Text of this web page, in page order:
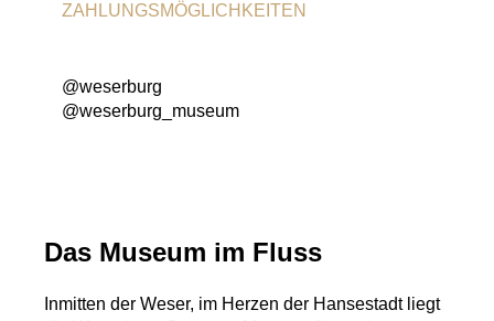
ZAHLUNGSMÖGLICHKEITEN
@weserburg
@weserburg_museum
Das Museum im Fluss
Inmitten der Weser, im Herzen der Hansestadt liegt